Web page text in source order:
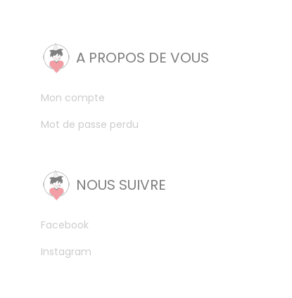
A PROPOS DE VOUS
Mon compte
Mot de passe perdu
NOUS SUIVRE
Facebook
Instagram